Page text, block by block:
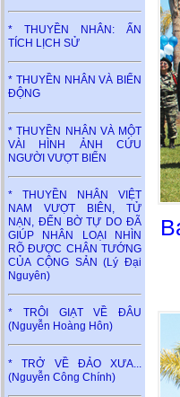
* THUYỀN NHÂN: ẤN
TÍCH LỊCH SỬ
* THUYỀN NHÂN VÀ BIỂN
ĐỘNG
* THUYỀN NHÂN VÀ MỘT
VÀI HÌNH ẢNH CỨU
NGƯỜI VƯỢT BIỂN
* THUYỀN NHÂN VIỆT
NAM VƯỢT BIÊN, TỬ
NẠN, ĐẾN BỜ TỰ DO ĐÃ
GIÚP NHÂN LOẠI NHÌN
RÕ ĐƯỢC CHÂN TƯỚNG
CỦA CỘNG SẢN (Lý Đại
Nguyên)
* TRÔI GIẠT VỀ ĐÂU
(Nguyễn Hoàng Hôn)
* TRỞ VỀ ĐẢO XƯA...
(Nguyễn Công Chính)